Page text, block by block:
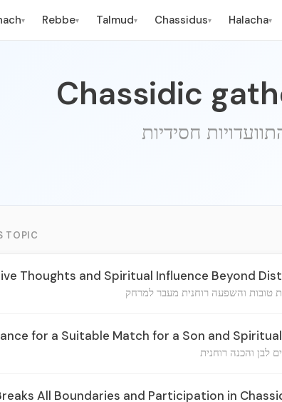
▾ Rebbe▾ Talmud▾ Chassidus▾ Halacha▾
Chassidic
חסידיות
TOPIC
Thoughts and Spiritual Influence Beyond
טובות והשפעה רוחנית מעבר למרחק
for a Suitable Match for a Son and
לבן והכנה רוחנית
All Boundaries and Participation in